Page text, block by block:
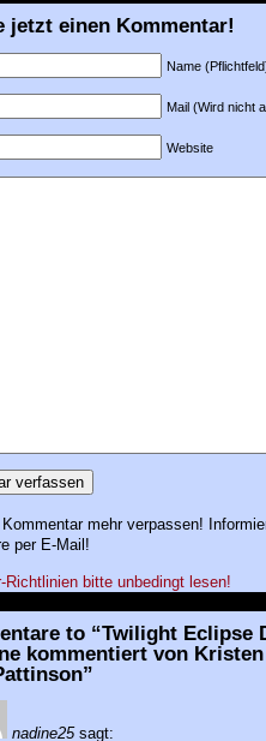
jetzt einen Kommentar!
Name
Mail (Wird nicht
Website
Kommentar mehr verpassen!
per E-Mail!
Richtlinien bitte unbedingt lesen!
to “Twilight Eclipse
kommentiert von
nadine25 sagt: